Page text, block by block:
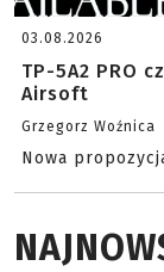
03.08.2026
TP-5A2 PRO
Airsoft
Grzegorz Woźnica
Nowa